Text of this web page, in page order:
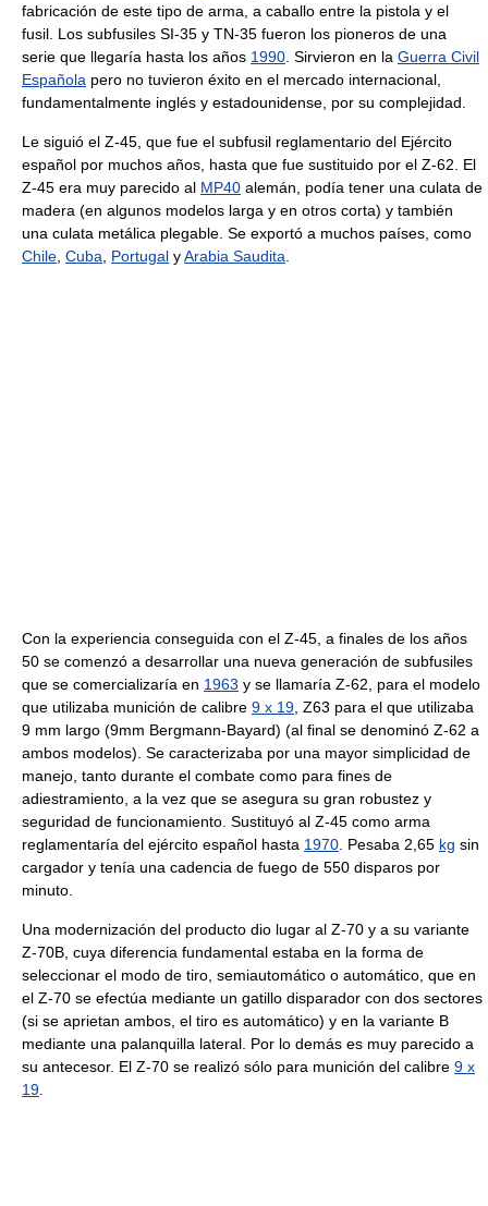
fabricación de este tipo de arma, a caballo entre la pistola y el
fusil. Los subfusiles SI-35 y TN-35 fueron los pioneros de una
serie que llegaría hasta los años 1990 . Sirvieron en la Guerra Civil
Española pero no tuvieron éxito en el mercado internacional,
fundamentalmente inglés y estadounidense, por su complejidad.
Le siguió el Z-45, que fue el subfusil reglamentario del Ejército
español por muchos años, hasta que fue sustituido por el Z-62. El
Z-45 era muy parecido al MP40 alemán, podía tener una culata de
madera (en algunos modelos larga y en otros corta) y también
una culata metálica plegable. Se exportó a muchos países, como
Chile Cuba Portugal yArabia Saudita
Con la experiencia conseguida con el Z-45, a finales de los años
50 se comenzó a desarrollar una nueva generación de subfusiles
que se comercializaría en 1963 y se llamaría Z-62, para el modelo
que utilizaba munición de calibre 9 x 19 , Z63 para el que utilizaba
9 mm largo (9mm Bergmann-Bayard) (al final se denominó Z-62 a
ambos modelos). Se caracterizaba por una mayor simplicidad de
manejo, tanto durante el combate como para fines de
adiestramiento, a la vez que se asegura su gran robustez y
seguridad de funcionamiento. Sustituyó al Z-45 como arma
reglamentaría del ejército español hasta 1970 . Pesaba 2,65 kg sin
cargador y tenía una cadencia de fuego de 550 disparos por
minuto.
Una modernización del producto dio lugar al Z-70 y a su variante
Z-70B, cuya diferencia fundamental estaba en la forma de
seleccionar el modo de tiro, semiautomático o automático, que en
el Z-70 se efectúa mediante un gatillo disparador con dos sectores
(si se aprietan ambos, el tiro es automático) y en la variante B
mediante una palanquilla lateral. Por lo demás es muy parecido a
su antecesor. El Z-70 se realizó sólo para munición del calibre 9 x
19